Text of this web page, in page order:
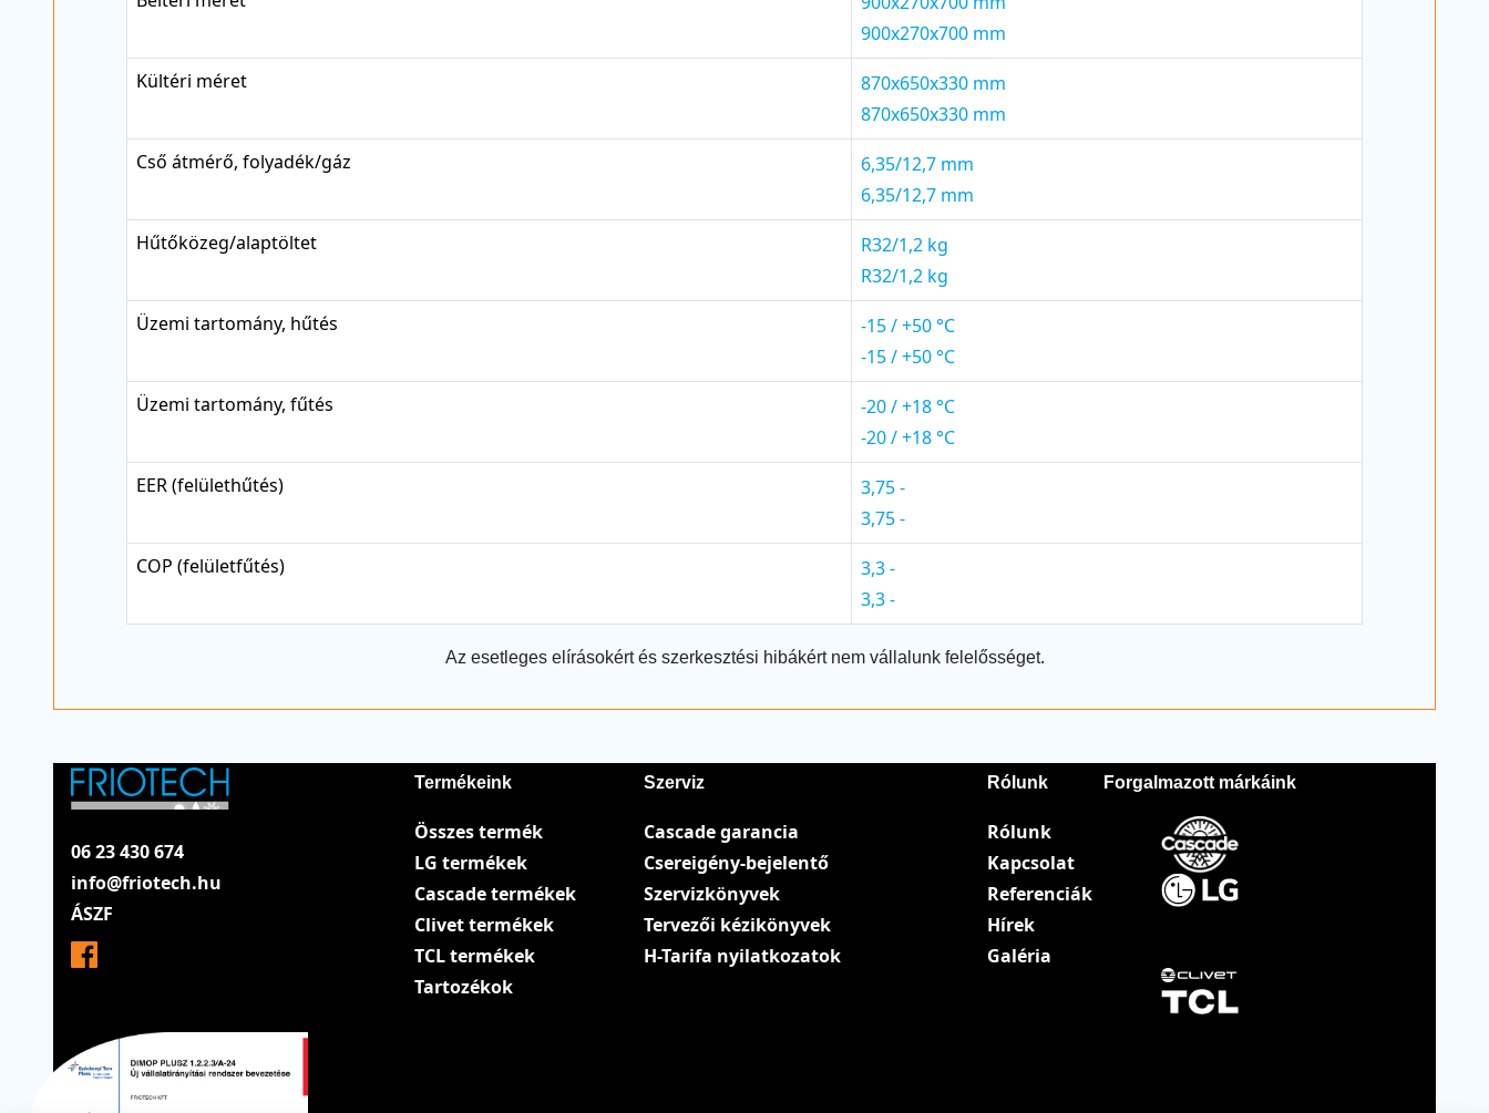
900x270x700 mm
Kültéri méret
870x650x330 mm
870x650x330 mm
Cső átmérő, folyadék/gáz
6,35/12,7 mm
6,35/12,7 mm
Hűtőközeg/alaptöltet
R32/1,2 kg
R32/1,2 kg
Üzemi tartomány, hűtés
-15 / +50 °C
-15 / +50 °C
Üzemi tartomány, fűtés
-20 / +18 °C
-20 / +18 °C
EER (felülethűtés)
3,75 -
3,75 -
COP (felületfűtés)
3,3 -
3,3 -
Az esetleges elírásokért és szerkesztési hibákért nem vállalunk felelősséget.
06 23 430 674
info@friotech.hu
ÁSZF
Termékeink
Összes termék
LG termékek
Cascade termékek
Clivet termékek
TCL termékek
Tartozékok
Szerviz
Cascade garancia
Csereigény-bejelentő
Szervizkönyvek
Tervezői kézikönyvek
H-Tarifa nyilatkozatok
Rólunk
Rólunk
Kapcsolat
Referenciák
Hírek
Galéria
Forgalmazott márkáink